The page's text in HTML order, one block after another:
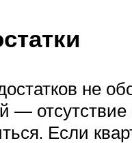
не
— отсутствие
Если